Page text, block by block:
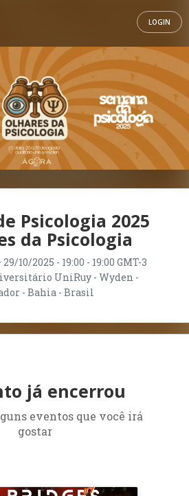
LOGIN
Psicologia 2025
da Psicologia
29/10/2025 - 19:00 - 19:00 GMT-3
UniRuy - Wyden -
- Bahia - Brasil
já encerrou
eventos que você irá
gostar